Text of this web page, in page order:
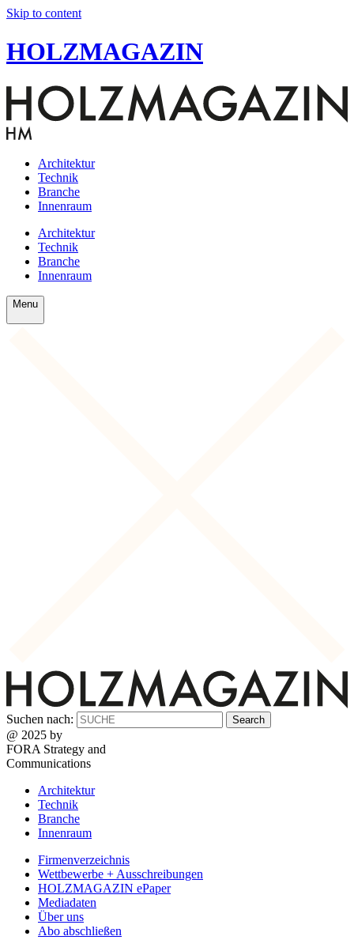
Skip to content
HOLZMAGAZIN
Architektur
Technik
Branche
Innenraum
Architektur
Technik
Branche
Innenraum
Menu
Suchen nach:
@ 2025 by
FORA Strategy and
Communications
Architektur
Technik
Branche
Innenraum
Firmenverzeichnis
Wettbewerbe + Ausschreibungen
HOLZMAGAZIN ePaper
Mediadaten
Über uns
Abo abschließen